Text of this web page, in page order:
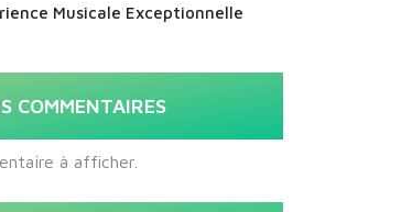
Musicale Exceptionnelle
COMMENTAIRES
à afficher.